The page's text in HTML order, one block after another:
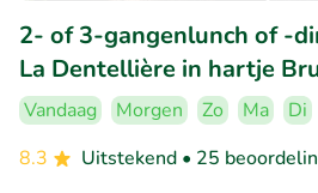
2- of 3-gangenlunch of -
La Dentellière in hartje
Vandaag Morgen Zo Ma Di
8.3
Uitstekend • 25